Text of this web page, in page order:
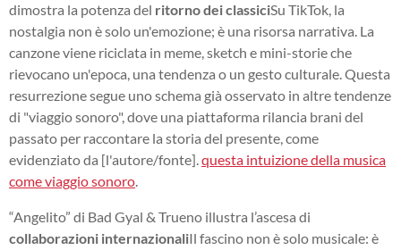
dimostra la potenza del ritorno dei classiciSu TikTok, la
nostalgia non è solo un'emozione; è una risorsa narrativa. La
canzone viene riciclata in meme, sketch e mini-storie che
rievocano un'epoca, una tendenza o un gesto culturale. Questa
resurrezione segue uno schema già osservato in altre tendenze
di "viaggio sonoro", dove una piattaforma rilancia brani del
passato per raccontare la storia del presente, come
evidenziato da [l'autore/fonte].questa intuizione della musica
come viaggio sonoro.
“Angelito” di Bad Gyal & Trueno illustra l’ascesa di
collaborazioni internazionaliIl fascino non è solo musicale: è